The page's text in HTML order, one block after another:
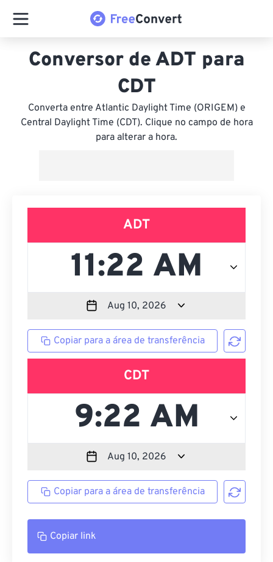
Conversor de ADT para
CDT
Converta entre Atlantic Daylight Time (ORIGEM) e
Central Daylight Time (CDT). Clique no campo de hora
para alterar a hora.
ADT
Copiar para a área de transferência
CDT
Copiar para a área de transferência
Copiar link